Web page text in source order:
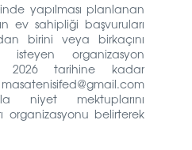
yapılması planlanan
ev sahipliği başvuruları
birini veya birkaçını
isteyen organizasyon
2026 tarihine kadar
niyet mektuplarını
organizasyonu belirterek